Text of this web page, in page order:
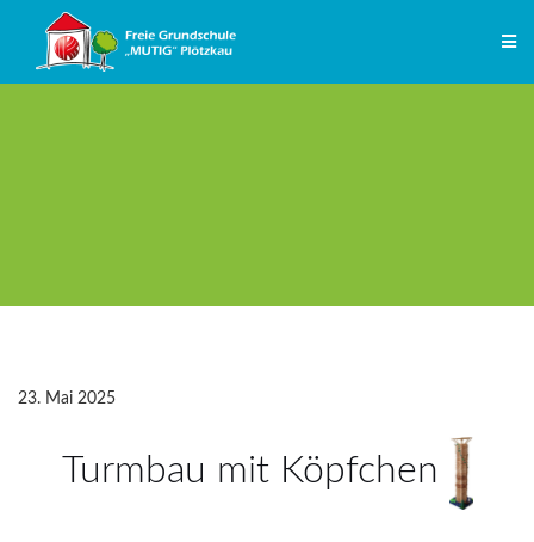
springen
23. Mai 2025
Turmbau mit Köpfchen